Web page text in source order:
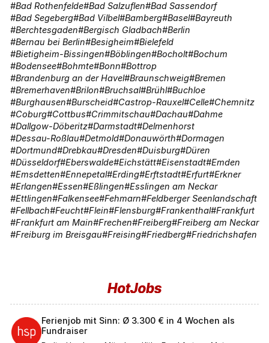
Bad Rothenfelde Bad Salzuflen Bad Sassendorf
Bad Segeberg Bad Vilbel Bamberg Basel Bayreuth
Berchtesgaden Bergisch Gladbach Berlin
Bernau bei Berlin Besigheim Bielefeld
Bietigheim-Bissingen Böblingen Bocholt Bochum
Bodensee Bohmte Bonn Bottrop
Brandenburg an der Havel Braunschweig Bremen
Bremerhaven Brilon Bruchsal Brühl Buchloe
Burghausen Burscheid Castrop-Rauxel Celle Chemnitz
Coburg Cottbus Crimmitschau Dachau Dahme
Dallgow-Döberitz Darmstadt Delmenhorst
Dessau-Roßlau Detmold Donauwörth Dormagen
Dortmund Drebkau Dresden Duisburg Düren
Düsseldorf Eberswalde Eichstätt Eisenstadt Emden
Emsdetten Ennepetal Erding Erftstadt Erfurt Erkner
Erlangen Essen Eßlingen Esslingen am Neckar
Ettlingen Falkensee Fehmarn Feldberger Seenlandschaft
Fellbach Feucht Flein Flensburg Frankenthal Frankfurt
Frankfurt am Main Frechen Freiberg Freiberg am Neckar
Freiburg im Breisgau Freising Friedberg Friedrichshafen
Ferienjob mit Sinn: Ø 3.300 € in 4 Wochen als
Fundraiser